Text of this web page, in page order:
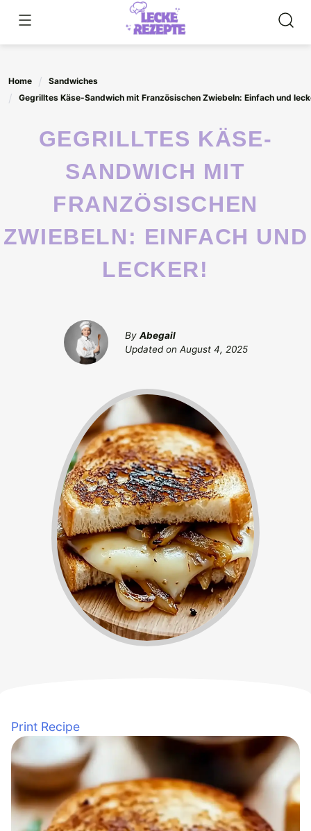
content
Home
Sandwiches
Gegrilltes Käse-Sandwich mit Französischen Zwiebeln: Einfach und
GEGRILLTES KÄSE-
SANDWICH MIT
FRANZÖSISCHEN
ZWIEBELN: EINFACH UND
LECKER!
By Abegail
Updated on August 4, 2025
Print Recipe